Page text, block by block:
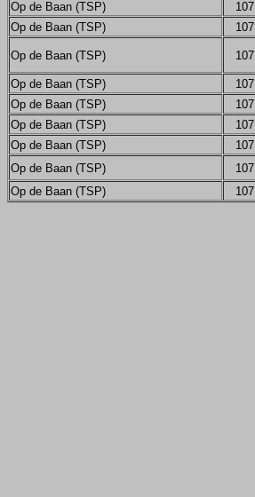
Op de Baan (TSP) 107
Op de Baan (TSP)
107
Op de Baan (TSP) 107
Op de Baan (TSP) 107
Op de Baan (TSP)
107
Op de Baan (TSP)
107
Op de Baan (TSP)
107
Op de Baan (TSP)
107
Op de Baan (TSP)
107